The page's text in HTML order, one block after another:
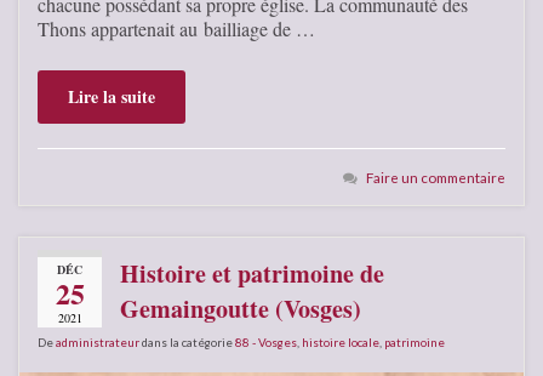
Thons appartenait au bailliage de …
Lire la suite
Faire un commentaire
DÉC
25
2021
Histoire et patrimoine de
Gemaingoutte (Vosges)
Deadministrateurdans la catégorie88 - Vosges, histoire locale, patrimoine